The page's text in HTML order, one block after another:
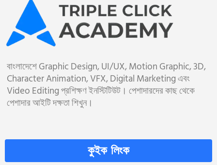
বাংলাদেশে Graphic Design, UI/UX, Motion Graphic, 3D,
Character Animation, VFX, Digital Marketing এবং
Video Editing প্রশিক্ষণ ইনস্টিটিউট। পেশাদারদের কাছ থেকে
পেশাদার আইটি দক্ষতা শিখুন।
কুইক লিংক